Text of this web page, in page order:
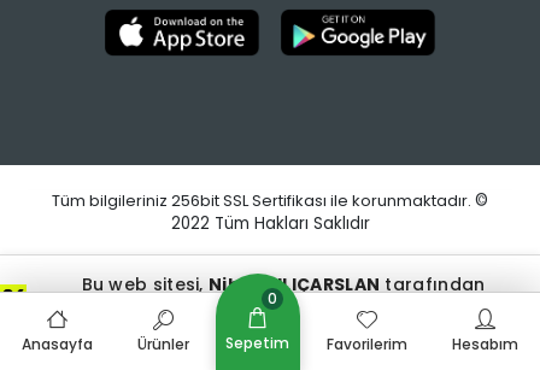
Tüm bilgileriniz 256bit SSL Sertifikası ile korunmaktadır. ©
2022 Tüm Hakları Saklıdır
Bu web sitesi, Nihat KILIÇARSLAN tarafından
tasarlanmış ve optimize edilmiştir.
Anasayfa Ürünler Sepetim
0
Favorilerim Hesabım